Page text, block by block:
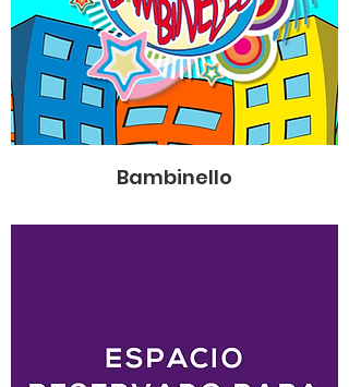
Bambinello